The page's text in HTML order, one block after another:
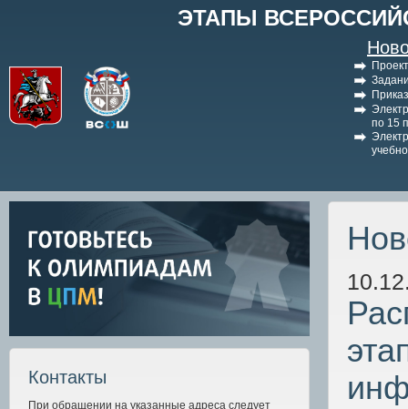
ЭТАПЫ
по 15
Контакты
При обращении на указанные адреса следует